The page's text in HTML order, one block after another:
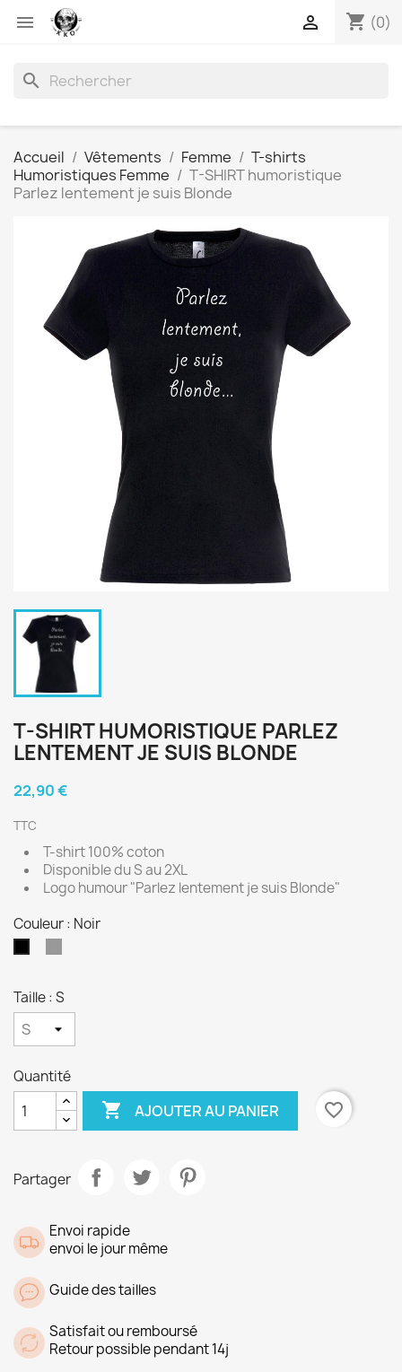
 shopping_cart (0)

search
Accueil Vêtements Femme
T-shirts
Humoristiques Femme
T-SHIRT humoristique
Parlez lentement je suis Blonde
T-SHIRT HUMORISTIQUE PARLEZ
LENTEMENT JE SUIS BLONDE
22,90 €
TTC
T-shirt 100% coton
Disponible du S au 2XL
Logo humour "Parlez lentement je suis Blonde"
Couleur : Noir
Taille : S
Quantité
 AJOUTER AU PANIER favorite_border
Partager
Envoi rapide
envoi le jour même
Guide des tailles
Satisfait ou remboursé
Retour possible pendant 14j